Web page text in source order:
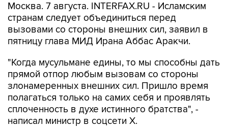
Москва. 7 августа. INTERFAX.RU - Исламским
странам следует объединиться перед
вызовами со стороны внешних сил, заявил в
пятницу глава МИД Ирана Аббас Аракчи.
"Когда мусульмане едины, то мы способны дать
прямой отпор любым вызовам со стороны
злонамеренных внешних сил. Пришло время
полагаться только на самих себя и проявлять
сплоченность в духе истинного братства", -
написал министр в соцсети Х.